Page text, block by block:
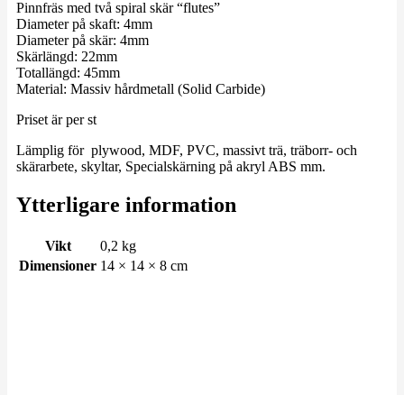
Pinnfräs med två spiral skär “flutes”
Diameter på skaft: 4mm
Diameter på skär: 4mm
Skärlängd: 22mm
Totallängd: 45mm
Material: Massiv hårdmetall (Solid Carbide)
Priset är per st
Lämplig för plywood, MDF, PVC, massivt trä, träborr- och
skärarbete, skyltar, Specialskärning på akryl ABS mm.
Ytterligare information
Vikt
0,2 kg
Dimensioner 14 × 14 × 8 cm